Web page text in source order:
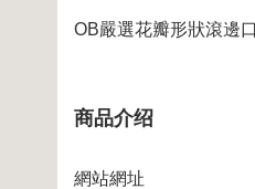
OB嚴選花瓣形狀滾邊
商品介绍
網站網址